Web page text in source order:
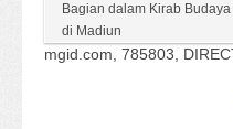
Bagian dalam Kirab
di Madiun
mgid.com, 785803,